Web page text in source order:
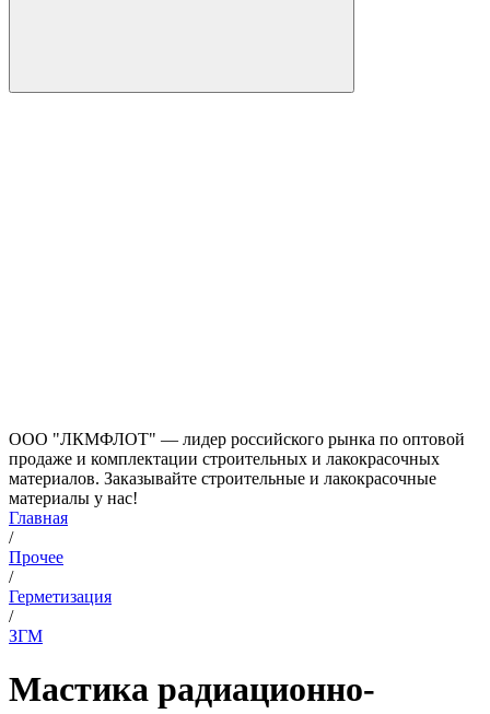
ООО "ЛКМФЛОТ" — лидер российского рынка по оптовой
продаже и комплектации строительных и лакокрасочных
материалов. Заказывайте строительные и лакокрасочные
материалы у нас!
Главная
/
Прочее
/
Герметизация
/
ЗГМ
Мастика радиационно-